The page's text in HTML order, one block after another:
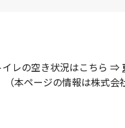
イレの空き状況はこちら ⇒
（本ページの情報は株式